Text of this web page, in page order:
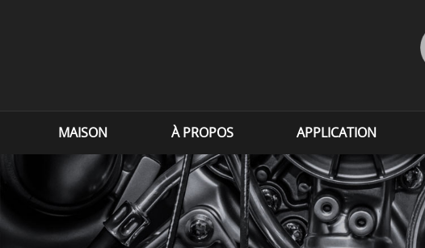
MAISON À PROPOS APPLICATION